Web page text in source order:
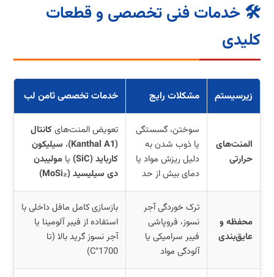
🛠️ خدمات فنی تخصصی و قطعات
کلیدی
زیرسیستم مشکلات رایج خدمات تخصصی ثامن لب
المنت‌های
حرارتی
سوختن، گسستگی
یا ذوب شدن به
دلیل ریزش مواد یا
دمای بیش از حد
تعویض المنت‌هایکانتال
(Kanthal A1)
، سیلیکون
کارباید (SiC)
یا مولیبدن
دی سیلیسید (MoSi₂)
محفظه و
عایق‌بندی
ترک خوردگی آجر
نسوز، فروپاشی
فیبر سرامیکی یا
آلودگی مواد
بازسازی کامل مافل داخلی با
استفاده از فیبر آلومینا یا
آجر نسوز گرید بالا (تا
1700°C)